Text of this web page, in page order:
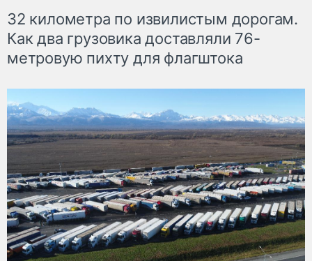
32 километра по извилистым дорогам.
Как два грузовика доставляли 76-
метровую пихту для флагштока